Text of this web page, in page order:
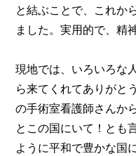
と結ぶことで、これか
ました。実用的で、精
現地では、いろいろな
ら来てくれてありがと
の手術室看護師さんか
とこの国にいて！とも
ように平和で豊かな国